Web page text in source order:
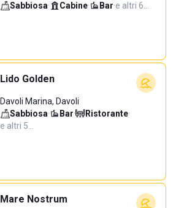
Sabbiosa· Cabine· Bar·e altri 6…
Lido Golden
Davoli Marina, Davoli
Sabbiosa· Bar· Ristorante·
e altri 5…
Mare Nostrum